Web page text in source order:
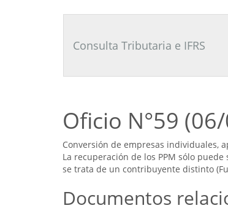
Tributario
Consulta Tributaria e IFRS
Oficio N°59
Conversión de empresas individuales,
La recuperación de los PPM sólo
se trata de un contribuyente distinto
Documentos